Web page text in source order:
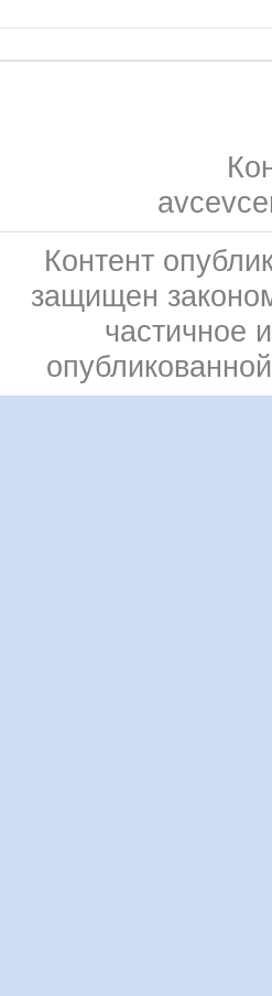
Контент
защищен
частичное